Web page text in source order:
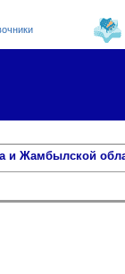
и Жамбылской